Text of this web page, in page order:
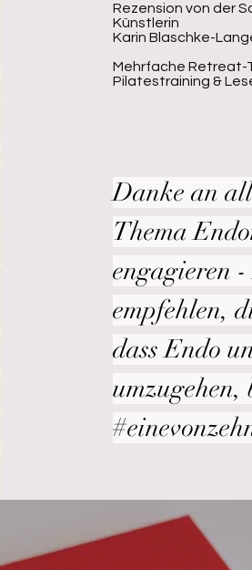
Rezension von der
Künstlerin
Karin Blaschke-
Mehrfache Retreat-
Pilatestraining &
​Danke an
Thema
engagieren
empfehlen,
dass Endo
umzugehen,